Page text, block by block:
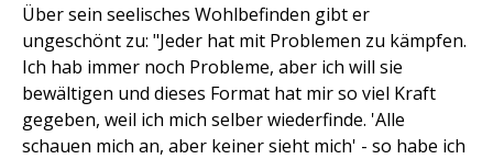
Über sein seelisches Wohlbefinden gibt er
ungeschönt zu: "Jeder hat mit Problemen zu kämpfen.
Ich hab immer noch Probleme, aber ich will sie
bewältigen und dieses Format hat mir so viel Kraft
gegeben, weil ich mich selber wiederfinde. 'Alle
schauen mich an, aber keiner sieht mich' - so habe ich